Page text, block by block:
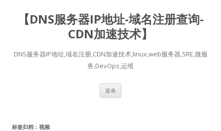
【DNS服务器IP地址-域名注册查询-
CDN加速技术】
DNS服务器IP地址,域名注册,CDN加速技术,linux,web服务器,SRE,微服
务,DevOps,运维
菜单
标签归档： 视频